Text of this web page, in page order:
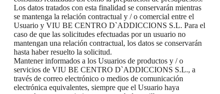
Los datos tratados con esta finalidad se conservarán mientras
se mantenga la relación contractual y / o comercial entre el
Usuario y VIU BE CENTRO D`ADDICCIONS S.L. Para el
caso de que las solicitudes efectuadas por un usuario no
mantengan una relación contractual, los datos se conservarán
hasta haber resuelto la solicitud.
Mantener informados a los Usuarios de productos y / o
servicios de VIU BE CENTRO D`ADDICCIONS S.L., a
través de correo electrónico o medios de comunicación
electrónica equivalentes, siempre que el Usuario haya